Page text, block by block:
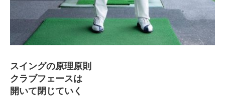
スイングの原理原則
クラブフェースは
開いて閉じていく